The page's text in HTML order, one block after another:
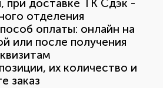
при доставке ТК Сдэк -
отделения
оплаты: онлайн на
или после получения
их количество и
заказ